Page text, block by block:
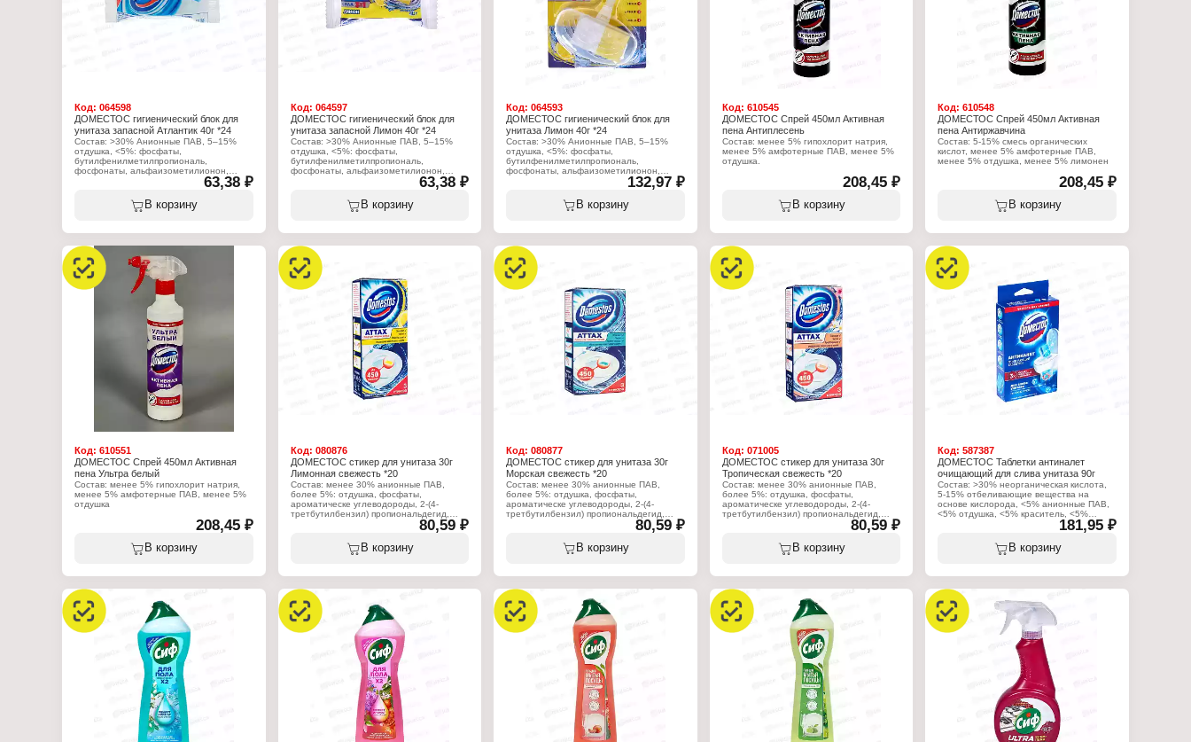
Код: 064598
ДОМЕСТОС гигиенический блок для
унитаза запасной Атлантик 40г *24
Состав: >30% Анионные ПАВ, 5–15%
отдушка, <5%: фосфаты,
бутилфенилметилпропиональ,
фосфонаты, альфаизометилионон,
лимонен, бензиловый спирт, линалоол,
цитронеллол, гексилциннамал.
Характеристики:
Назначение: на ободок унитаза
Название: "Сила 3 в 1"
Аромат: Атлантик
Форма выпуска: запасной блок
Вес: 40 г
63,38 ₽
В корзину
Код: 064597
ДОМЕСТОС гигиенический блок для
унитаза запасной Лимон 40г *24
Состав: >30% Анионные ПАВ, 5–15%
отдушка, <5%: фосфаты,
бутилфенилметилпропиональ,
фосфонаты, альфаизометилионон,
лимонен, бензиловый спирт, линалоол,
цитронеллол, гексилциннамал.
Характеристики:
Назначение: на ободок унитаза
Название: "Сила 3 в 1"
Аромат: Лимон
Форма выпуска: запасной блок
Вес: 40 г
63,38 ₽
В корзину
Код:064593
ДОМЕСТОС гигиенический блок для
унитаза Лимон 40г *24
Состав: >30% Анионные ПАВ, 5–15%
отдушка, <5%: фосфаты,
бутилфенилметилпропиональ,
фосфонаты, альфаизометилионон,
лимонен, бензиловый спирт, линалоол,
цитронеллол, гексилциннамал.
Характеристики:
Назначение: на ободок унитаза
Название: "Сила 3 в 1"
Аромат: Лимон
Форма выпуска: подвесной блок
Вес: 40 г
132,97 ₽
В корзину
Код: 610545
ДОМЕСТОС Спрей 450мл Активная
пена Антиплесень
Состав: менее 5% гипохлорит натрия,
менее 5% амфотерные ПАВ, менее 5%
отдушка.
Производитель: Арнест ЮниРусь
Бренд: Доместос
Тип товара: Чистящее средство
Объем: 450 мл
208,45 ₽
В корзину
Код:610548
ДОМЕСТОС Спрей 450мл Активная
пена Антиржавчина
Состав: 5-15% смесь органических
кислот, менее 5% амфотерные ПАВ,
менее 5% отдушка, менее 5% лимонен
Производитель: Арнест ЮниРусь
Бренд: Доместос
Тип товара: Чистящее средство
Объем: 450 мл
208,45 ₽
В корзину
Код: 610551
ДОМЕСТОС Спрей 450мл Активная
пена Ультра белый
Состав: менее 5% гипохлорит натрия,
менее 5% амфотерные ПАВ, менее 5%
отдушка
Производитель: Арнест ЮниРусь
Бренд: Доместос
Тип товара: Чистящее средство
Объем: 450 мл
208,45 ₽
В корзину
Код: 080876
ДОМЕСТОС стикер для унитаза 30г
Лимонная свежесть *20
Состав: менее 30% анионные ПАВ,
более 5%: отдушка, фосфаты,
ароматическе углеводороды, 2-(4-
третбутилбензил) пропиональдегид,
линалоол, гераниол, альфа-изометил
Характеристики:
Назначение: под ободок унитаза
Название: "Attax"
Аромат: Лимонная свежесть
Форма выпуска: стикер
Вес: 3 шт х 10 г
80,59 ₽
В корзину
Код:080877
ДОМЕСТОС стикер для унитаза 30г
Морская свежесть *20
Состав: менее 30% анионные ПАВ,
более 5%: отдушка, фосфаты,
ароматическе углеводороды, 2-(4-
третбутилбензил) пропиональдегид,
линалоол, гераниол, альфа-изометил
Характеристики:
Назначение: под ободок унитаза
Название: "Attax"
Аромат: морская свежесть
Форма выпуска: стикер
Вес: 3 шт х 10 г
80,59 ₽
В корзину
Код: 071005
ДОМЕСТОС стикер для унитаза 30г
Тропическая свежесть *20
Состав: менее 30% анионные ПАВ,
более 5%: отдушка, фосфаты,
ароматическе углеводороды, 2-(4-
третбутилбензил) пропиональдегид,
линалоол, гераниол, альфа-изометил
Характеристики:
Назначение: под ободок унитаза
Название: "Attax"
Аромат: Тропическая свежесть
Форма выпуска: стикер
Вес: 3 шт х 10 г
80,59 ₽
В корзину
Код:587387
ДОМЕСТОС Таблетки антиналет
очищающий для слива унитаза 90г
Состав: >30% неорганическая кислота,
5-15% отбеливающие вещества на
основе кислорода, <5% анионные ПАВ,
<5% отдушка, <5% краситель, <5%
ароматические углеводороды, <5%
лимонен, <5% линалоол, <5% цитраль
Характеристики:
Назначение: для слива унитаза
Название: "Антиналет"
Форма выпуска: таблетки
Вес: 5 шт х 18 г
181,95 ₽
В корзину